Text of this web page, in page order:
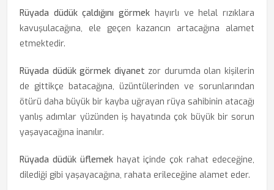
Rüyada düdük çaldığını görmek hayırlı ve helal rızıklara
kavuşulacağına, ele geçen kazancın artacağına alamet
etmektedir.
Rüyada düdük görmek diyanet zor durumda olan kişilerin
de gittikçe batacağına, üzüntülerinden ve sorunlarından
ötürü daha büyük bir kayba uğrayan rüya sahibinin atacağı
yanlış adımlar yüzünden iş hayatında çok büyük bir sorun
yaşayacağına inanılır.
Rüyada düdük üflemekhayat içinde çok rahat edeceğine,
dilediği gibi yaşayacağına, rahata erileceğine alamet eder.